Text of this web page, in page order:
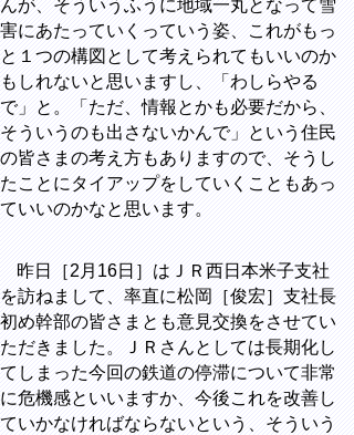
んが、そういうふうに地域一丸となって雪
害にあたっていくっていう姿、これがもっ
と１つの構図として考えられてもいいのか
もしれないと思いますし、「わしらやる
で」と。「ただ、情報とかも必要だから、
そういうのも出さないかんで」という住民
の皆さまの考え方もありますので、そうし
たことにタイアップをしていくこともあっ
ていいのかなと思います。
昨日［2月16日］はＪＲ西日本米子支社
を訪ねまして、率直に松岡［俊宏］支社長
初め幹部の皆さまとも意見交換をさせてい
ただきました。ＪＲさんとしては長期化し
てしまった今回の鉄道の停滞について非常
に危機感といいますか、今後これを改善し
ていかなければならないという、そういう